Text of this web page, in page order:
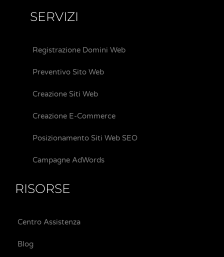
SERVIZI
Registrazione Domini Web
Preventivo Sito Web
Creazione Siti Web
Creazione E-Commerce
Posizionamento Siti Web SEO
Campagne AdWords
RISORSE
Centro Assistenza
Blog